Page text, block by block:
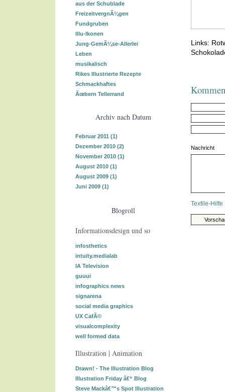
aus der Schublade
FreizeitvergnÃ¼gen
Fundgruben
Illu-Ikonen
Jung-GemÃ¼se-Allerlei
Leben
musikalisch
Rikes Illustrierte Rezepte
Schmackhaftes
Ãœbern Tellerrand
Archiv nach Datum
Februar 2011 (1)
Dezember 2010 (2)
November 2010 (1)
August 2010 (1)
August 2009 (1)
Juni 2009 (1)
Blogroll
Informationsdesign und so
infosthetics
intuity.medialab
IA Television
guuui
infographics news
signarena
social media graphics
UX CafÃ©
visualcomplexity
well formed data
Illustration | Animation
Drawn! - The Illustration Blog
Illustration Friday â€“ Blog
Steve Mackâ€™s Spot Illustration
Links:
Nachricht
Textile-Hilfe